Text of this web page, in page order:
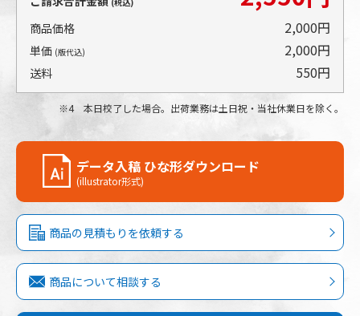
く、広範囲の印刷に適しています。
商品価格 2,000円
単価 (版代込) 2,000円
送料 550円
4 本日校了した場合。出荷業務は土日祝・当社休業日を除く。
データ入稿 ひな形ダウンロード
(illustrator形式)
商品の見積もりを依頼する
商品について相談する